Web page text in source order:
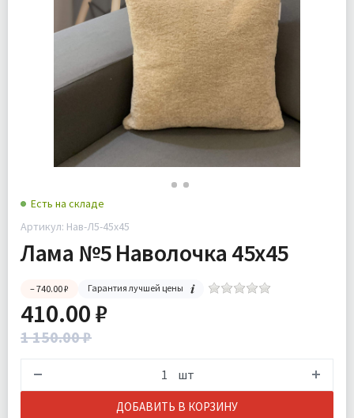
Есть на складе
Артикул: Нав-Л5-45х45
Лама №5 Наволочка 45х45
– 740.00 ₽ Гарантия лучшей цены
410.00 ₽
1 150.00 ₽
шт
ДОБАВИТЬ В КОРЗИНУ